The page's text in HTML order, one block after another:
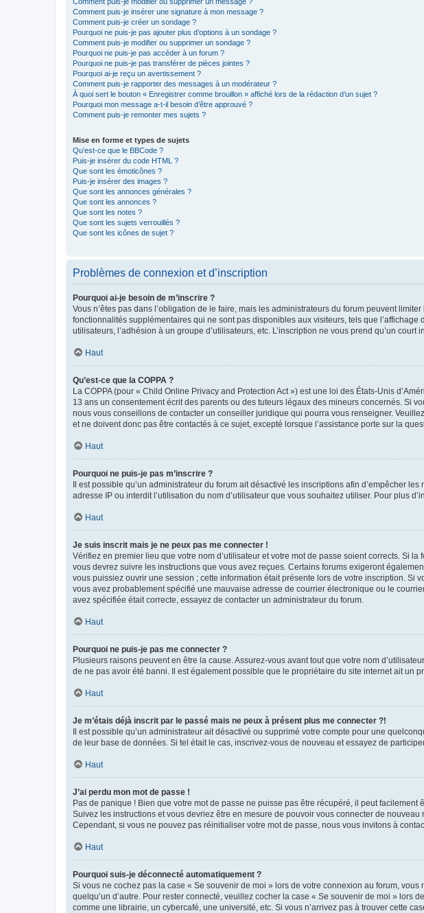
Comment puis-je insérer une signature à mon message ?
Comment puis-je créer un sondage ?
Pourquoi ne puis-je pas ajouter plus d’options à un sondage ?
Comment puis-je modifier ou supprimer un sondage ?
Pourquoi ne puis-je pas accéder à un forum ?
Pourquoi ne puis-je pas transférer de pièces jointes ?
Pourquoi ai-je reçu un avertissement ?
Comment puis-je rapporter des messages à un modérateur ?
À quoi sert le bouton « Enregistrer comme brouillon » affiché lors de la rédaction d’un sujet ?
Pourquoi mon message a-t-il besoin d’être approuvé ?
Comment puis-je remonter mes sujets ?
Mise en forme et types de sujets
Qu’est-ce que le BBCode ?
Puis-je insérer du code HTML ?
Que sont les émoticônes ?
Puis-je insérer des images ?
Que sont les annonces générales ?
Que sont les annonces ?
Que sont les notes ?
Que sont les sujets verrouillés ?
Que sont les icônes de sujet ?
Problèmes de connexion et d’inscription
Pourquoi ai-je besoin de m’inscrire ?
Vous n’êtes pas dans l’obligation de le faire, mais les administrateurs du forum peuvent
fonctionnalités supplémentaires qui ne sont pas disponibles aux visiteurs, tels que
utilisateurs, l’adhésion à un groupe d’utilisateurs, etc. L’inscription ne vous prend qu’un court
Haut
Qu’est-ce que la COPPA ?
La COPPA (pour « Child Online Privacy and Protection Act ») est une loi des États-Unis
13 ans un consentement écrit des parents ou des tuteurs légaux des mineurs concernés. Si
nous vous conseillons de contacter un conseiller juridique qui pourra vous renseigner.
et ne doivent donc pas être contactés à ce sujet, excepté lorsque l’assistance porte sur la
Haut
Pourquoi ne puis-je pas m’inscrire ?
Il est possible qu’un administrateur du forum ait désactivé les inscriptions afin d’empêcher
adresse IP ou interdit l’utilisation du nom d’utilisateur que vous souhaitez utiliser. Pour plus
Haut
Je suis inscrit mais je ne peux pas me connecter !
Vérifiez en premier lieu que votre nom d’utilisateur et votre mot de passe soient corrects. Si
vous devrez suivre les instructions que vous avez reçues. Certains forums exigeront
vous puissiez ouvrir une session ; cette information était présente lors de votre inscription.
vous avez probablement spécifié une mauvaise adresse de courrier électronique ou le
avez spécifiée était correcte, essayez de contacter un administrateur du forum.
Haut
Pourquoi ne puis-je pas me connecter ?
Plusieurs raisons peuvent en être la cause. Assurez-vous avant tout que votre nom
de ne pas avoir été banni. Il est également possible que le propriétaire du site internet ait un
Haut
Je m’étais déjà inscrit par le passé mais ne peux à présent plus me connecter ?!
Il est possible qu’un administrateur ait désactivé ou supprimé votre compte pour une
de leur base de données. Si tel était le cas, inscrivez-vous de nouveau et essayez de
Haut
J’ai perdu mon mot de passe !
Pas de panique ! Bien que votre mot de passe ne puisse pas être récupéré, il peut
Suivez les instructions et vous devriez être en mesure de pouvoir vous connecter de nouveau
Cependant, si vous ne pouvez pas réinitialiser votre mot de passe, nous vous invitons à
Haut
Pourquoi suis-je déconnecté automatiquement ?
Si vous ne cochez pas la case « Se souvenir de moi » lors de votre connexion au forum,
quelqu’un d’autre. Pour rester connecté, veuillez cocher la case « Se souvenir de moi » lors
comme une librairie, un cybercafé, une université, etc. Si vous n’arrivez pas à trouver cette